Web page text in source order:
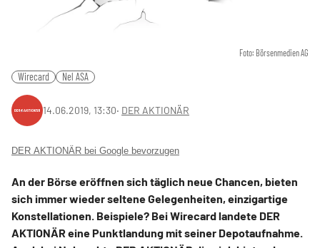
Foto: Börsenmedien AG
Wirecard Nel ASA
14.06.2019, 13:30‧ DER AKTIONÄR
DER AKTIONÄR bei Google bevorzugen
An der Börse eröffnen sich täglich neue Chancen, bieten
sich immer wieder seltene Gelegenheiten, einzigartige
Konstellationen. Beispiele? Bei Wirecard landete DER
AKTIONÄR eine Punktlandung mit seiner Depotaufnahme.